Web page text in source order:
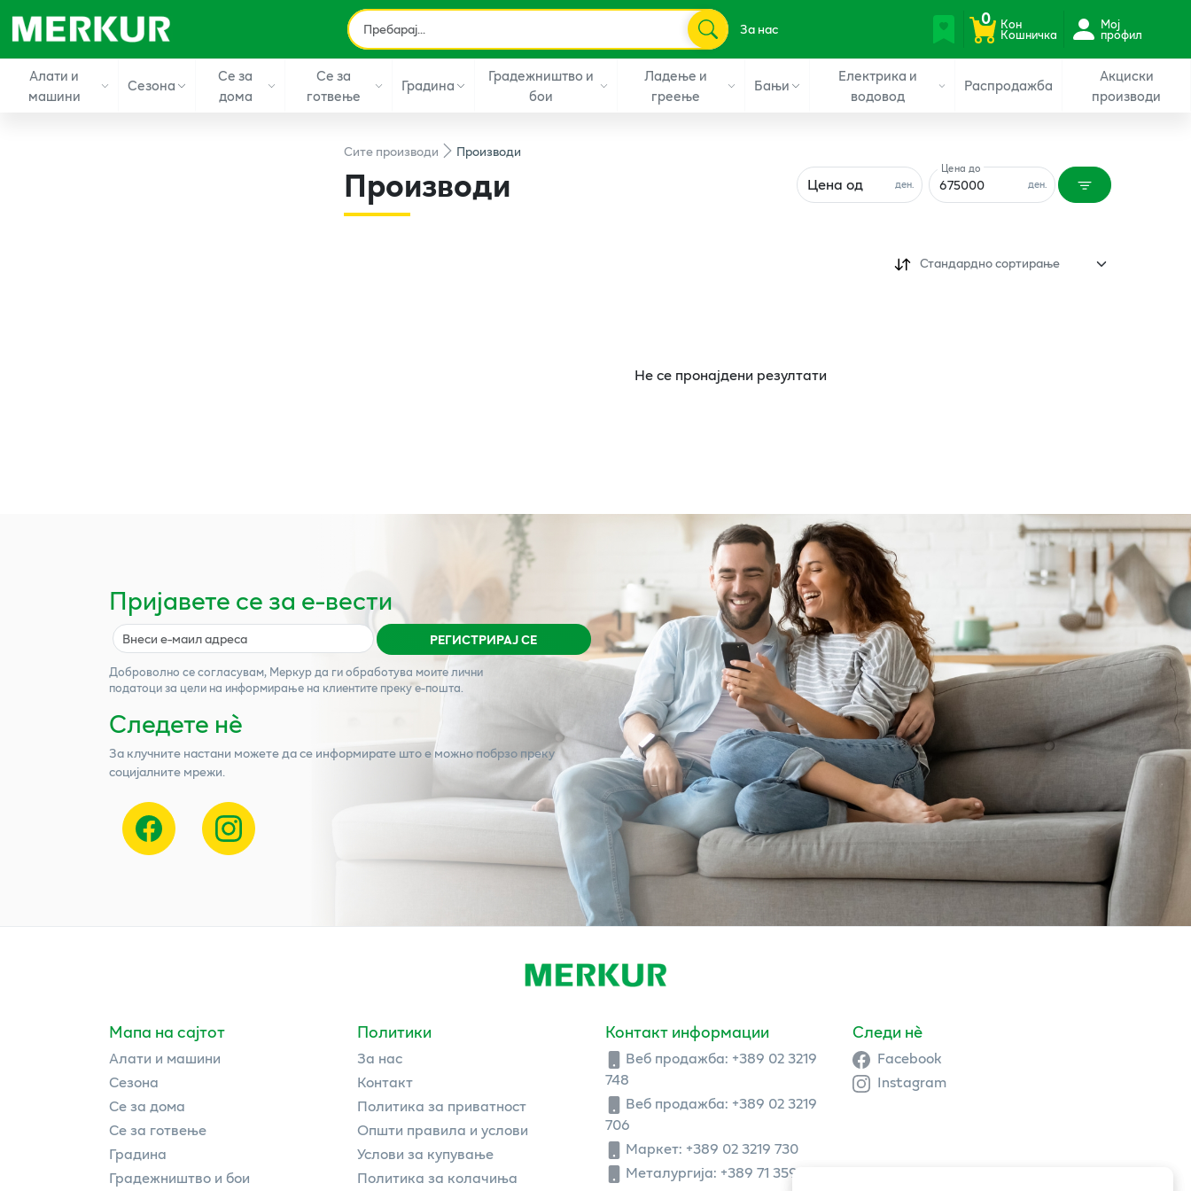
За нас 0 Кон
Кошничка
Мој
профил
Алати и
машини
Сезона
Се за
дома
Се за
готвење
Градина
Градежништво и
бои
Ладење и
греење
Бањи
Електрика и
водовод
Распродажба
Акциски
производи
Ситепроизводи Производи
Производи ден.
Цена од ден.
Цена до
Стандардно сортирање
Не се пронајдени резултати
Пријавете се за е-вести
РЕГИСТРИРАЈ СЕ
Доброволно се согласувам, Меркурда ги обработува моите лични
податоци за цели на информирање на клиентите преку е-пошта.
Следете нѐ
За клучните настани можете да се информирате што е можно побрзо преку
социјалните мрежи.
Мапа на сајтот
Алати и машини
Сезона
Се за дома
Се за готвење
Градина
Градежништво и бои
Политики
За нас
Контакт
Политика за приватност
Општи правила и услови
Услови за купување
Политика за колачиња
Контакт информации
Веб продажба: +389 02 3219
748
Веб продажба: +389 02 3219
706
Маркет: +389 02 3219 730
Металургија: +389 71 359 504
Следи нè
Facebook
Instagram